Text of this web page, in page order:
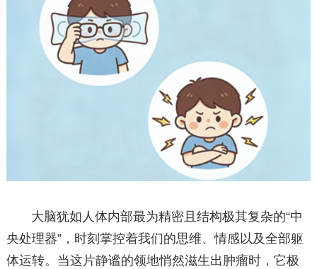
大脑犹如人体内部最为精密且结构极其复杂的“中
央处理器”，时刻掌控着我们的思维、情感以及全部躯
体运转。当这片静谧的领地悄然滋生出肿瘤时，它极